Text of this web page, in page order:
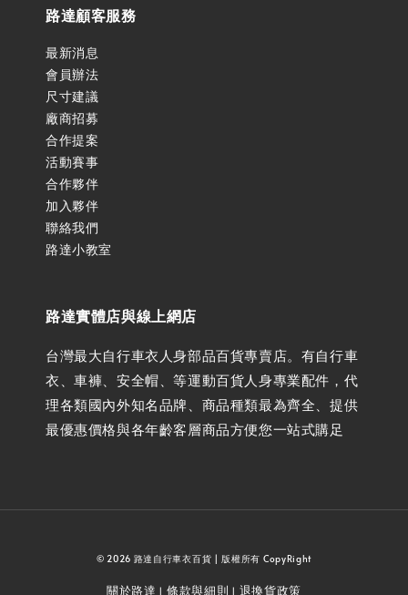
路達顧客服務
最新消息
會員辦法
尺寸建議
廠商招募
合作提案
活動賽事
合作夥伴
加入夥伴
聯絡我們
路達小教室
路達實體店與線上網店
台灣最大自行車衣人身部品百貨專賣店。有自行車
衣、車褲、安全帽、等運動百貨人身專業配件，代
理各類國內外知名品牌、商品種類最為齊全、提供
最優惠價格與各年齡客層商品方便您一站式購足
© 2026 路達自行車衣百貨 | 版權所有 CopyRight
關於路達 | 條款與細則 | 退換貨政策